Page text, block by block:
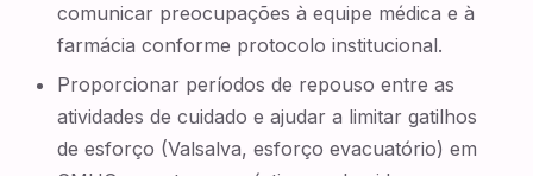
comunicar preocupações à equipe médica e à
farmácia conforme protocolo institucional.
Proporcionar períodos de repouso entre as
atividades de cuidado e ajudar a limitar gatilhos
de esforço (Valsalva, esforço evacuatório) em